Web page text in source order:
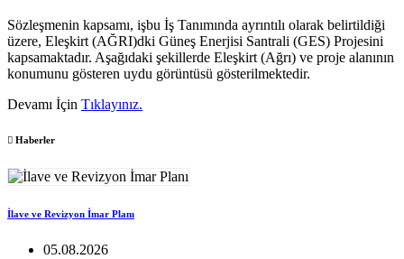
Sözleşmenin kapsamı, işbu İş Tanımında ayrıntılı olarak belirtildiği
üzere, Eleşkirt (AĞRI)dki Güneş Enerjisi Santrali (GES) Projesini
kapsamaktadır. Aşağıdaki şekillerde Eleşkirt (Ağrı) ve proje alanının
konumunu gösteren uydu görüntüsü gösterilmektedir.
Devamı İçin Tıklayınız.
Haberler
İlave ve Revizyon İmar Planı
05.08.2026